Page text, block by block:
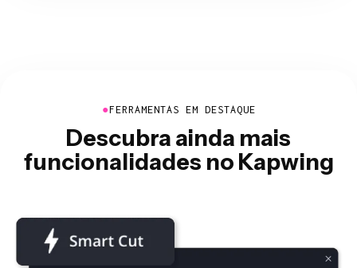
●FERRAMENTAS EM DESTAQUE
Descubra ainda mais
funcionalidades no Kapwing